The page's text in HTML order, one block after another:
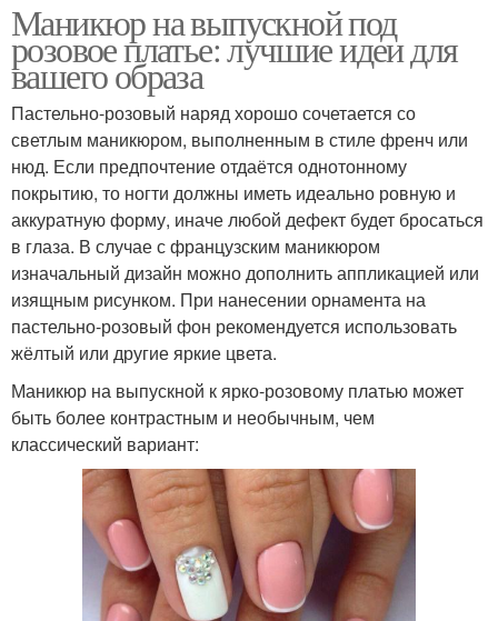
Маникюр на выпускной под
розовое платье: лучшие идеи для
вашего образа
Пастельно-розовый наряд хорошо сочетается со
светлым маникюром, выполненным в стиле френч или
нюд. Если предпочтение отдаётся однотонному
покрытию, то ногти должны иметь идеально ровную и
аккуратную форму, иначе любой дефект будет бросаться
в глаза. В случае с французским маникюром
изначальный дизайн можно дополнить аппликацией или
изящным рисунком. При нанесении орнамента на
пастельно-розовый фон рекомендуется использовать
жёлтый или другие яркие цвета.
Маникюр на выпускной к ярко-розовому платью может
быть более контрастным и необычным, чем
классический вариант: